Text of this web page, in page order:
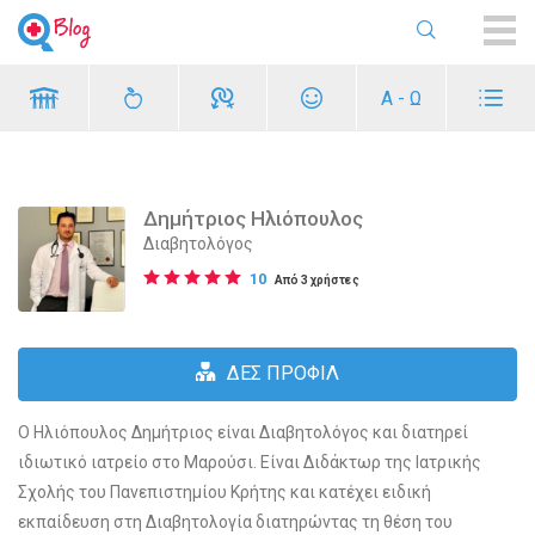
Α - Ω
Δημήτριος Ηλιόπουλος
Διαβητολόγος
10 Από 3 χρήστες
ΔΕΣ ΠΡΟΦΙΛ
Ο Ηλιόπουλος Δημήτριος είναι Διαβητολόγος και διατηρεί
ιδιωτικό ιατρείο στο Μαρούσι. Είναι Διδάκτωρ της Ιατρικής
Σχολής του Πανεπιστημίου Κρήτης και κατέχει ειδική
εκπαίδευση στη Διαβητολογία διατηρώντας τη θέση του